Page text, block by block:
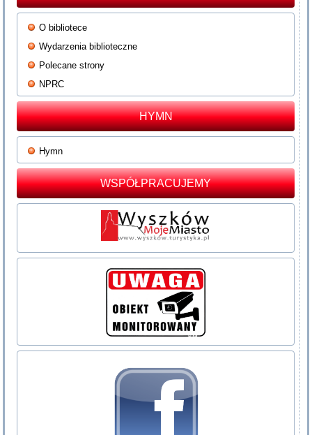
O bibliotece
Wydarzenia biblioteczne
Polecane strony
NPRC
HYMN
Hymn
WSPÓŁPRACUJEMY